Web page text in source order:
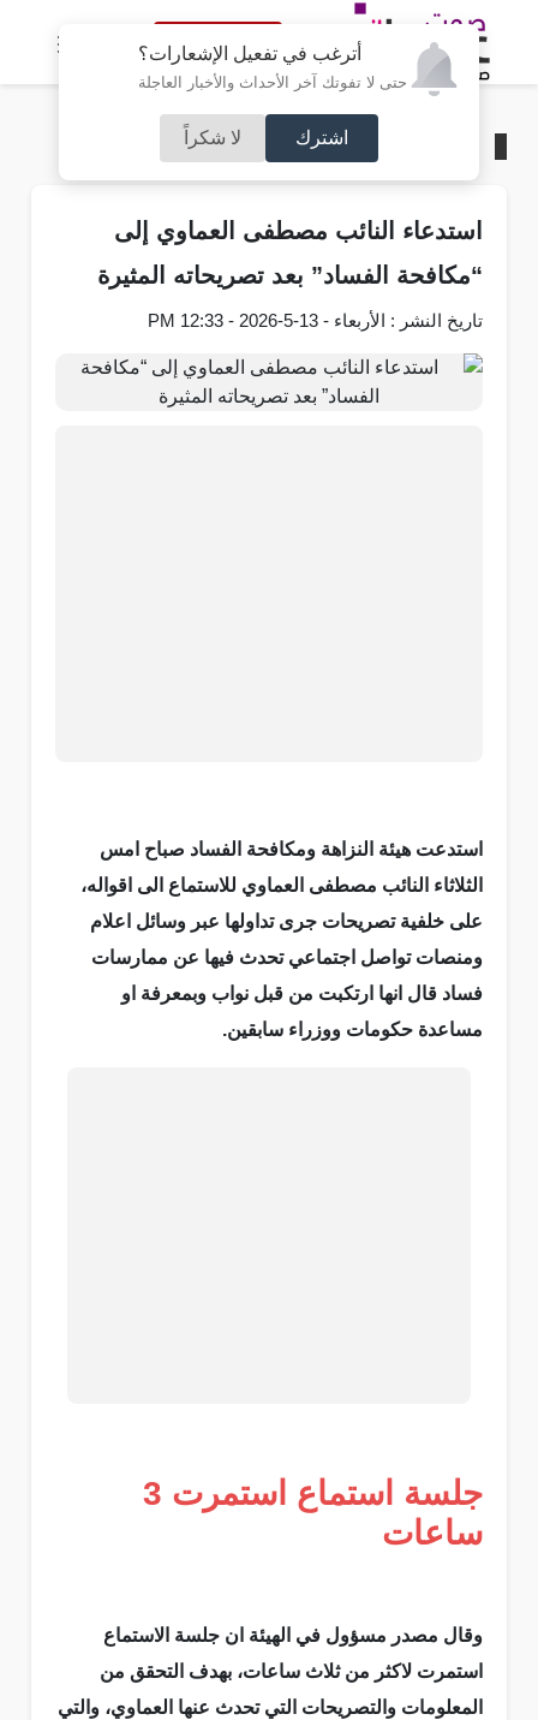
أترغب في تفعيل الإشعارات؟
حتى لا تفوتك آخر الأحداث والأخبار العاجلة
اشترك لا شكراً
النسخة الكاملة
مجلس الأمة
استدعاء النائب مصطفى العماوي إلى
“مكافحة الفساد” بعد تصريحاته المثيرة
تاريخ النشر : الأربعاء - 13-5-2026 - 12:33 PM
استدعت هيئة النزاهة ومكافحة الفساد صباح امس
الثلاثاء النائب مصطفى العماوي للاستماع الى اقواله،
على خلفية تصريحات جرى تداولها عبر وسائل اعلام
ومنصات تواصل اجتماعي تحدث فيها عن ممارسات
فساد قال انها ارتكبت من قبل نواب وبمعرفة او
مساعدة حكومات ووزراء سابقين.
جلسة استماع استمرت 3
ساعات
وقال مصدر مسؤول في الهيئة ان جلسة الاستماع
استمرت لاكثر من ثلاث ساعات، بهدف التحقق من
المعلومات والتصريحات التي تحدث عنها العماوي، والتي